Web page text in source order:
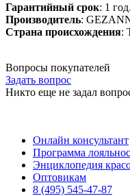
Гарантийный срок: 1 год.
Производитель:
Страна происхождения:
Вопросы покупателей
Задать вопрос
Никто еще не задал
Онлайн консультант
Программа
Энциклопедия
Оптовикам
8 (495) 545-47-87